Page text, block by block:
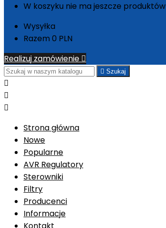
W koszyku nie ma jeszcze produktów
Wysyłka
Razem 0 PLN
Realizuj zamówienie 
 Szukaj



Strona główna
Nowe
Popularne
AVR Regulatory
Sterowniki
Filtry
Producenci
Informacje